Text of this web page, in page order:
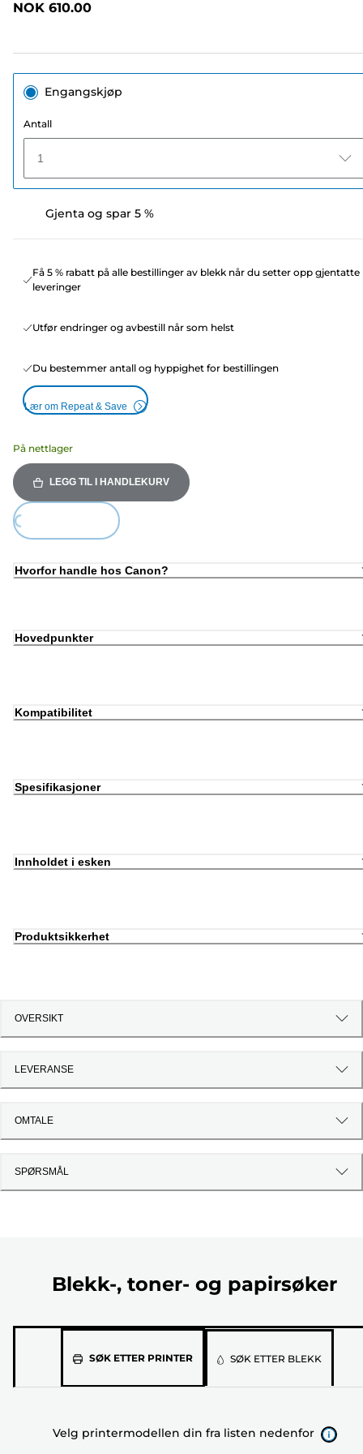
NOK 610.00
Engangskjøp
Antall
1
Gjenta og spar 5 %
Få 5 % rabatt på alle bestillinger av blekk når du setter opp gjentatte
leveringer
Utfør endringer og avbestill når som helst
Du bestemmer antall og hyppighet for bestillingen
Lær om Repeat & Save
På nettlager
LEGG TIL I HANDLEKURV
Hvorfor handle hos Canon?
Hovedpunkter
Kompatibilitet
Spesifikasjoner
Innholdet i esken
Produktsikkerhet
OVERSIKT
LEVERANSE
OMTALE
SPØRSMÅL
Blekk-, toner- og papirsøker
SØK ETTER PRINTERVelg
listen
SØK ETTER BLEKK
Velg printermodellen din fra listen nedenfor